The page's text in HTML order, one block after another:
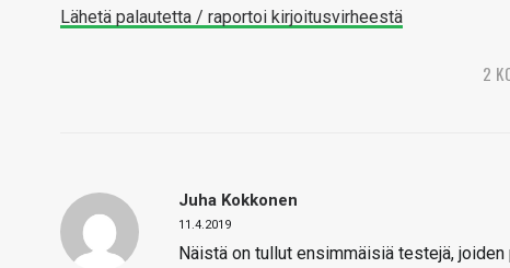
Lähetä palautetta / raportoi kirjoitusvirheestä
2
Juha Kokkonen
11.4.2019
Näistä on tullut ensimmäisiä testejä,